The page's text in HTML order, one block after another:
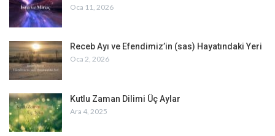
Oca 11, 2026
Receb Ayı ve Efendimiz’in (sas) Hayatındaki Yeri
Oca 2, 2026
Kutlu Zaman Dilimi Üç Aylar
Ara 4, 2025